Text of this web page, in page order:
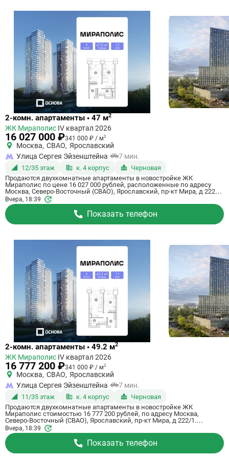
Ссылка
квартиру
2-комн. апартаменты • 47 м2
ЖК Мираполис IV квартал 2026
16 027 000 ₽341 000 ₽ / м2
Москва, СВАО, Ярославский
Улица Сергея Эйзенштейна
7 мин.
12/35 этаж к. 4 корпус
Черновая
Продаются двухкомнатные апартаменты в новостройке ЖК
Мираполис по цене 16 027 000 рублей, расположенные по адресу
Москва, Северо-Восточный (СВАО), Ярославский, пр-кт Мира, д 222/1.
Компания застройщик Основа, ГК. Апартаменты сдаются в IV
квартале 2026 года с черновой отделкой, в 11 минутах на машине от
метро Ботанический сад. Общая площадь апартаментов - 47 м². Этаж
12 из 35. ID апартаментов на СтройкиРУ 757663, сообщите его когда
будете звонить.
Вчера, 18:39
Показать телефон
Ссылка
квартиру
2-комн. апартаменты • 49.2 м2
ЖК Мираполис IV квартал 2026
16 777 200 ₽341 000 ₽ / м2
Москва, СВАО, Ярославский
Улица Сергея Эйзенштейна
7 мин.
11/35 этаж к. 4 корпус
Черновая
Продаются двухкомнатные апартаменты в новостройке ЖК
Мираполис стоимостью 16 777 200 рублей, по адресу Москва,
Северо-Восточный (СВАО), Ярославский, пр-кт Мира, д 222/1.
Компания застройщик Основа, ГК. Апартаменты сдаются в IV
квартале 2026 года с черновой отделкой, в 11 минутах на машине от
станции метро Ботанический сад. Общая площадь апартаментов -
49.2 м². Этаж 11 из 35. ID апартаментов на СтройкиРУ 757661,
скажите его когда будете звонить.
Вчера, 18:39
Показать телефон